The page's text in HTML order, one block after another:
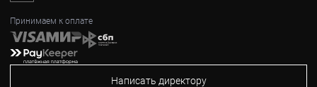
Принимаем к оплате
Написать директору